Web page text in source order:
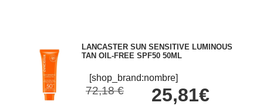
LANCASTER SUN SENSITIVE LUMINOUS
TAN OIL-FREE SPF50 50ML
[shop_brand:nombre]
72,18 € 25,81€